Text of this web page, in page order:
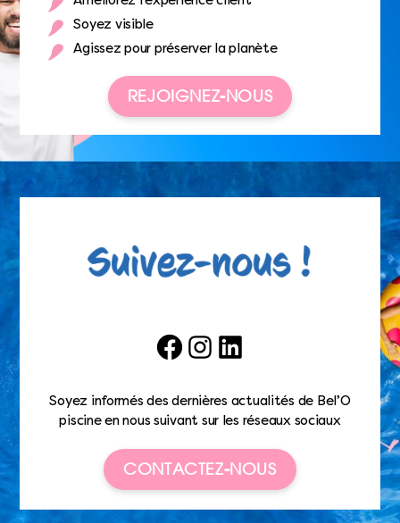
Soyez visible
Agissez pour préserver la planète
REJOIGNEZ-NOUS
FacebookInstagramLinkedIn
Soyez informés des dernières actualités de Bel’O
piscine en nous suivant sur les réseaux sociaux
CONTACTEZ-NOUS